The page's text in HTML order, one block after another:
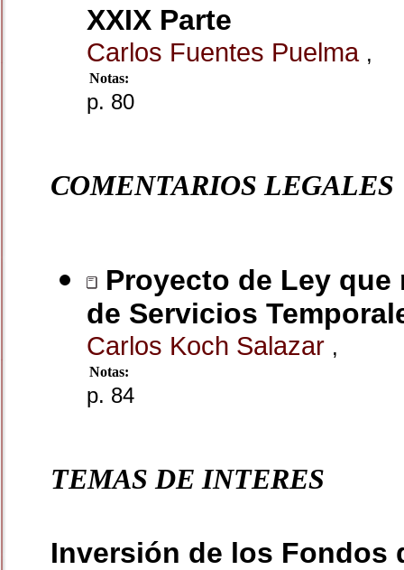
XXIX Parte
Carlos Fuentes Puelma ,
Notas:
p. 80
COMENTARIOS LEGALES
Proyecto de Ley
de Servicios
Carlos Koch Salazar ,
Notas:
p. 84
TEMAS DE INTERES
Inversión de los Fondos